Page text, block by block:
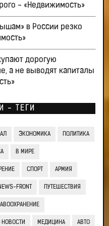
- «Недвижимость»
в России резко
дорогую
а не выводят капиталы
- ТЕГИ
ЭКОНОМИКА ПОЛИТИКА
В МИРЕ
СПОРТ АРМИЯ
FRONT ПУТЕШЕСТВИЯ
НОВОСТИ МЕДИЦИНА АВТО